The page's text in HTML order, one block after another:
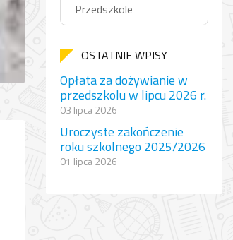
Przedszkole
OSTATNIE WPISY
Opłata za dożywianie w
przedszkolu w lipcu 2026 r.
03 lipca 2026
Uroczyste zakończenie
roku szkolnego 2025/2026
01 lipca 2026